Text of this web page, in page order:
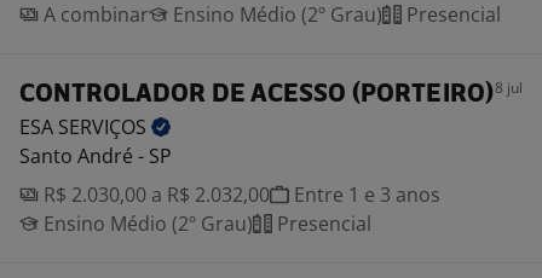
A combinar
Ensino Médio (2º Grau) Presencial
CONTROLADOR DE ACESSO (PORTEIRO)8 jul
ESA SERVIÇOS
Santo André - SP
R$ 2.030,00 a R$ 2.032,00
Entre 1 e 3 anos
Ensino Médio (2º Grau)
Presencial